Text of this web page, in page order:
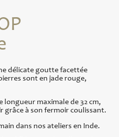
délicate goutte facettée
sont en jade rouge,
longueur maximale de 32 cm,
grâce à son fermoir coulissant.
dans nos ateliers en Inde.